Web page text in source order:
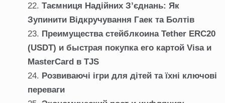
Таємниця Надійних З’єднань: Як
Зупинити Відкручування Гаек та Болтів
Преимущества стейблкоина Tether ERC20
(USDT) и быстрая покупка его картой Visa и
MasterCard в TJS
Розвиваючі ігри для дітей та їхні ключові
переваги